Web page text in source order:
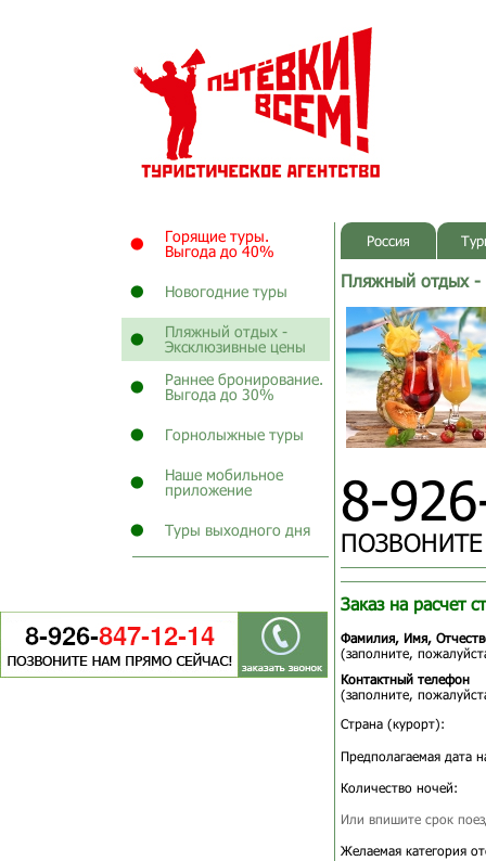
Горящие туры.
Выгода до 40%
Новогодние туры
Пляжный отдых -
Эксклюзивные цены
Раннее бронирование.
Выгода до 30%
Горнолыжные туры
Наше мобильное
приложение
Туры выходного дня
Россия
Пляжный отдых -
8-
Заказ на расчет
Фамилия, Имя,
(заполните,
Контактный телефон
(заполните,
Страна (курорт):
Предполагаемая дата
Количество ночей:
Или впишите срок
Желаемая категория